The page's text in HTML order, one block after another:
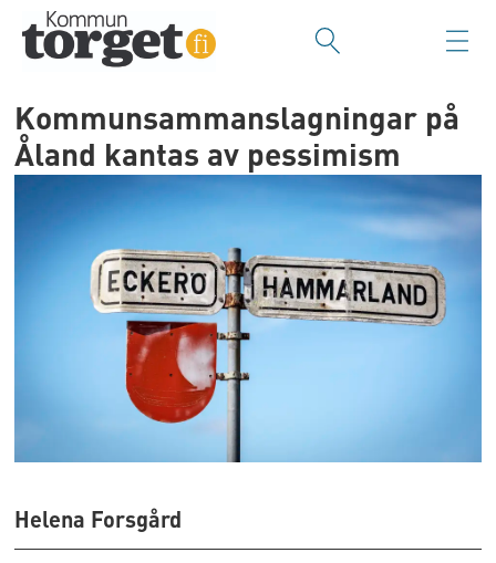
Kommunsammanslagningar på
Åland kantas av pessimism
Helena Forsgård